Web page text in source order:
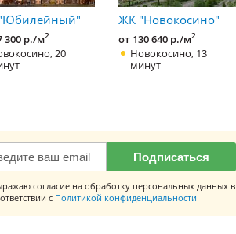
300 р./м2
20
ЖК "Новокосино"
от 130 640 р./м2
Новокосино, 13
минут
Подписаться
согласие на обработку персональных данных в
с Политикой конфиденциальности